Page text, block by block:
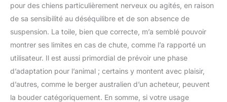
pour des chiens particulièrement nerveux ou agités, en raison
de sa sensibilité au déséquilibre et de son absence de
suspension. La toile, bien que correcte, m’a semblé pouvoir
montrer ses limites en cas de chute, comme l’a rapporté un
utilisateur. Il est aussi primordial de prévoir une phase
d’adaptation pour l’animal ; certains y montent avec plaisir,
d’autres, comme le berger australien d’un acheteur, peuvent
la bouder catégoriquement. En somme, si votre usage